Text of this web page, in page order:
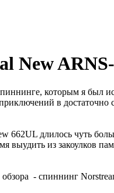
New
которым я был
в достаточно
662UL длилось чуть
выудить из закоулков
- спиннинг